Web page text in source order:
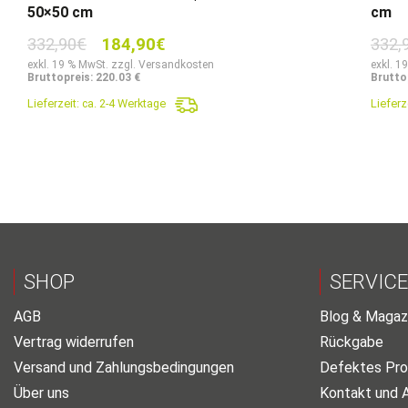
50×50 cm
332,90€
Ursprünglicher
Preis
war:
332,90€
184,90€
Preis
184,90€.
exkl. 19 % MwSt. zzgl. Versandkosten
Bruttopreis: 220.03 €
Lieferzeit: ca. 2-4 Werktage
cm
exkl.
SHOP
AGB
Vertrag widerrufen
Versand und Zahlungsbedingungen
Über uns
SERVICE
Blog &
Rückgabe
Defektes
Kontakt und